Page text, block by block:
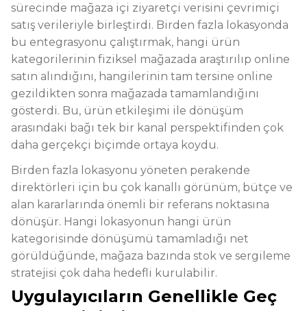
sürecinde mağaza içi ziyaretçi verisini çevrimiçi
satış verileriyle birleştirdi. Birden fazla lokasyonda
bu entegrasyonu çalıştırmak, hangi ürün
kategorilerinin fiziksel mağazada araştırılıp online
satın alındığını, hangilerinin tam tersine online
gezildikten sonra mağazada tamamlandığını
gösterdi. Bu, ürün etkileşimi ile dönüşüm
arasındaki bağı tek bir kanal perspektifinden çok
daha gerçekçi biçimde ortaya koydu.
Birden fazla lokasyonu yöneten perakende
direktörleri için bu çok kanallı görünüm, bütçe ve
alan kararlarında önemli bir referans noktasına
dönüşür. Hangi lokasyonun hangi ürün
kategorisinde dönüşümü tamamladığı net
görüldüğünde, mağaza bazında stok ve sergileme
stratejisi çok daha hedefli kurulabilir.
Uygulayıcıların Genellikle Geç